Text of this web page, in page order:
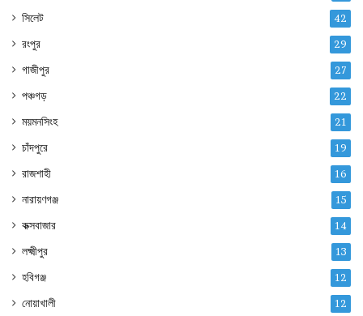
সিলেট 42
রংপুর 29
গাজীপুর 27
পঞ্চগড় 22
ময়মনসিংহ 21
চাঁদপুরে 19
রাজশাহী 16
নারায়ণগঞ্জ 15
কক্সবাজার 14
লক্ষ্মীপুর 13
হবিগঞ্জ 12
নোয়াখালী 12